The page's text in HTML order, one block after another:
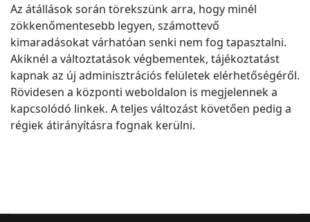
Az átállások során törekszünk arra, hogy minél
zökkenőmentesebb legyen, számottevő
kimaradásokat várhatóan senki nem fog tapasztalni.
Akiknél a változtatások végbementek, tájékoztatást
kapnak az új adminisztrációs felületek elérhetőségéről.
Rövidesen a központi weboldalon is megjelennek a
kapcsolódó linkek. A teljes változást követően pedig a
régiek átirányításra fognak kerülni.